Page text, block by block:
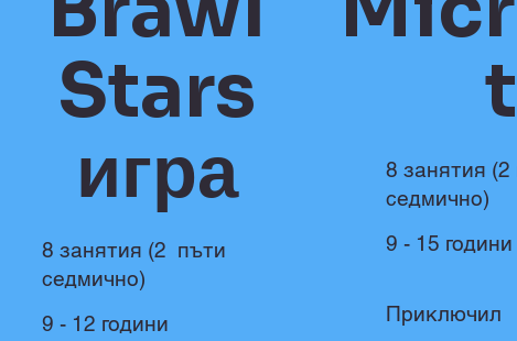
Stars
игра
8 занятия (2 пъти
седмично)
9 - 12 години
t
8 занятия (2
седмично)
9 - 15 години
Приключил